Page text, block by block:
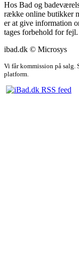
Hos Bad og
række online butikker
er at give information
tages forbehold for fejl.
ibad.dk © Microsys
Vi får kommission på
platform.